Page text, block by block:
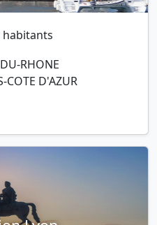
habitants
RHONE
COTE D'AZUR